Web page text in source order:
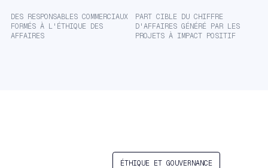
DES RESPONSABLES COMMERCIAUX
FORMÉS À L'ÉTHIQUE DES
AFFAIRES
PART CIBLE DU CHIFFRE
D'AFFAIRES GÉNÉRÉ PAR LES
PROJETS À IMPACT POSITIF
ÉTHIQUE ET GOUVERNANCE